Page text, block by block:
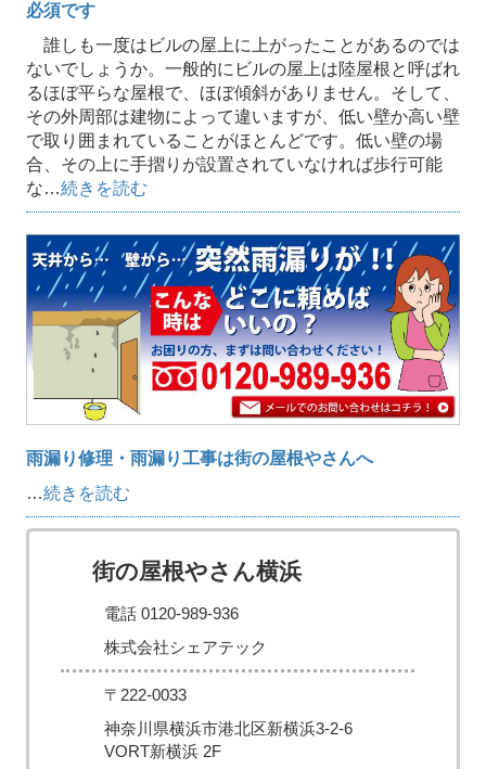
必須です
誰しも一度はビルの屋上に上がったことがあるのでは
ないでしょうか。一般的にビルの屋上は陸屋根と呼ばれ
るほぼ平らな屋根で、ほぼ傾斜がありません。そして、
その外周部は建物によって違いますが、低い壁か高い壁
で取り囲まれていることがほとんどです。低い壁の場
合、その上に手摺りが設置されていなければ歩行可能
な…続きを読む
雨漏り修理・雨漏り工事は街の屋根やさんへ
…続きを読む
街の屋根やさん横浜
電話 0120-989-936
株式会社シェアテック
〒222-0033
神奈川県横浜市港北区新横浜3-2-6
VORT新横浜 2F